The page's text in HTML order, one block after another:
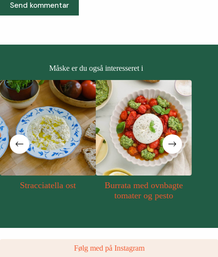
Send kommentar
Måske er du også interesseret i
Stracciatella ost
Burrata med ovnbagte
tomater og pesto
Følg med på Instagram